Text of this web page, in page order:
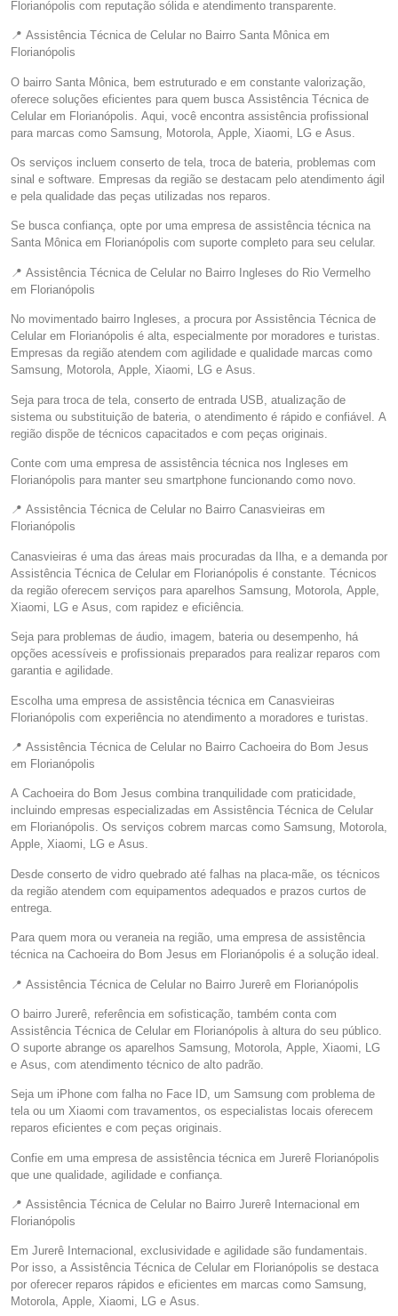
Florianópolis com reputação sólida e atendimento transparente.
📍 Assistência Técnica de Celular no Bairro Santa Mônica em
Florianópolis
O bairro Santa Mônica, bem estruturado e em constante valorização,
oferece soluções eficientes para quem busca Assistência Técnica de
Celular em Florianópolis. Aqui, você encontra assistência profissional
para marcas como Samsung, Motorola, Apple, Xiaomi, LG e Asus.
Os serviços incluem conserto de tela, troca de bateria, problemas com
sinal e software. Empresas da região se destacam pelo atendimento ágil
e pela qualidade das peças utilizadas nos reparos.
Se busca confiança, opte por uma empresa de assistência técnica na
Santa Mônica em Florianópolis com suporte completo para seu celular.
📍 Assistência Técnica de Celular no Bairro Ingleses do Rio Vermelho
em Florianópolis
No movimentado bairro Ingleses, a procura por Assistência Técnica de
Celular em Florianópolis é alta, especialmente por moradores e turistas.
Empresas da região atendem com agilidade e qualidade marcas como
Samsung, Motorola, Apple, Xiaomi, LG e Asus.
Seja para troca de tela, conserto de entrada USB, atualização de
sistema ou substituição de bateria, o atendimento é rápido e confiável. A
região dispõe de técnicos capacitados e com peças originais.
Conte com uma empresa de assistência técnica nos Ingleses em
Florianópolis para manter seu smartphone funcionando como novo.
📍 Assistência Técnica de Celular no Bairro Canasvieiras em
Florianópolis
Canasvieiras é uma das áreas mais procuradas da Ilha, e a demanda por
Assistência Técnica de Celular em Florianópolis é constante. Técnicos
da região oferecem serviços para aparelhos Samsung, Motorola, Apple,
Xiaomi, LG e Asus, com rapidez e eficiência.
Seja para problemas de áudio, imagem, bateria ou desempenho, há
opções acessíveis e profissionais preparados para realizar reparos com
garantia e agilidade.
Escolha uma empresa de assistência técnica em Canasvieiras
Florianópolis com experiência no atendimento a moradores e turistas.
📍 Assistência Técnica de Celular no Bairro Cachoeira do Bom Jesus
em Florianópolis
A Cachoeira do Bom Jesus combina tranquilidade com praticidade,
incluindo empresas especializadas em Assistência Técnica de Celular
em Florianópolis. Os serviços cobrem marcas como Samsung, Motorola,
Apple, Xiaomi, LG e Asus.
Desde conserto de vidro quebrado até falhas na placa-mãe, os técnicos
da região atendem com equipamentos adequados e prazos curtos de
entrega.
Para quem mora ou veraneia na região, uma empresa de assistência
técnica na Cachoeira do Bom Jesus em Florianópolis é a solução ideal.
📍 Assistência Técnica de Celular no Bairro Jurerê em Florianópolis
O bairro Jurerê, referência em sofisticação, também conta com
Assistência Técnica de Celular em Florianópolis à altura do seu público.
O suporte abrange os aparelhos Samsung, Motorola, Apple, Xiaomi, LG
e Asus, com atendimento técnico de alto padrão.
Seja um iPhone com falha no Face ID, um Samsung com problema de
tela ou um Xiaomi com travamentos, os especialistas locais oferecem
reparos eficientes e com peças originais.
Confie em uma empresa de assistência técnica em Jurerê Florianópolis
que une qualidade, agilidade e confiança.
📍 Assistência Técnica de Celular no Bairro Jurerê Internacional em
Florianópolis
Em Jurerê Internacional, exclusividade e agilidade são fundamentais.
Por isso, a Assistência Técnica de Celular em Florianópolis se destaca
por oferecer reparos rápidos e eficientes em marcas como Samsung,
Motorola, Apple, Xiaomi, LG e Asus.